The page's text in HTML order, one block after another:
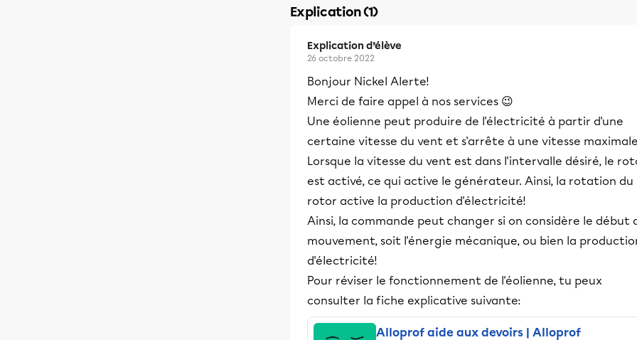
Explication (1)
Explication d’élève
26 octobre 2022
Bonjour Nickel Alerte!
Merci de faire appel à nos services 😉
Une éolienne peut produire de l'électricité à partir d'une
certaine vitesse du vent et s'arrête à une vitesse
Lorsque la vitesse du vent est dans l'intervalle désiré, le
est activé, ce qui active le générateur. Ainsi, la rotation du
rotor active la production d'électricité!
Ainsi, la commande peut changer si on considère le début
mouvement, soit l'énergie mécanique, ou bien la
d'électricité!
Pour réviser le fonctionnement de l'éolienne, tu peux
consulter la fiche explicative suivante:
Alloprof aide aux devoirs | Alloprof